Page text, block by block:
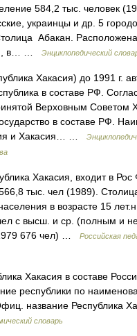
584,2 тыс. человек
украинцы и др. 5
Абакан.
в… …
Энциклопедический
Хакасия) до 1991 г.
в составе РФ.
Верховным Советом
в составе РФ.
и Хакасия… …
Хакасия, входит в
тыс. чел (1989).
в возрасте 15
с высш. и ср. (полным и
676 чел) …
Российская
Хакасия в составе
республики по
название Республика
словарь